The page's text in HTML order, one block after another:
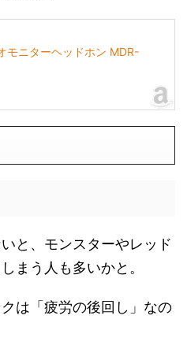
モニターヘッドホン MDR-
と、モンスターやレッド
まう人も多いかと。
は「疲労の後回し」なの